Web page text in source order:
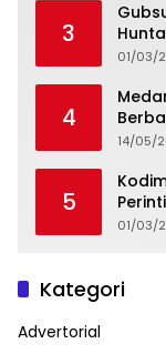
3
01/03/
4
14/05/
5
01/03/
Kategori
Advertorial